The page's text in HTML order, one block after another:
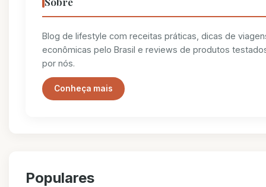
Blog de lifestyle com receitas práticas, dicas de
econômicas pelo Brasil e reviews de produtos
por nós.
Conheça mais
Populares